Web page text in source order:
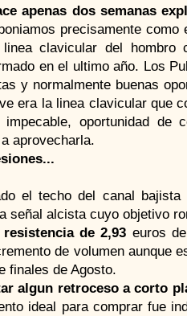
apenas dos semanas
precisamente como
clavicular del hombro
en el ultimo año. Los
y normalmente buenas
era la linea clavicular que
oportunidad
aprovecharla.
el techo del canal bajista
señal alcista cuyo objetivo
de 2,93 euros
de volumen aunque
finales de Agosto.
algun retroceso a corto
ideal para comprar fue